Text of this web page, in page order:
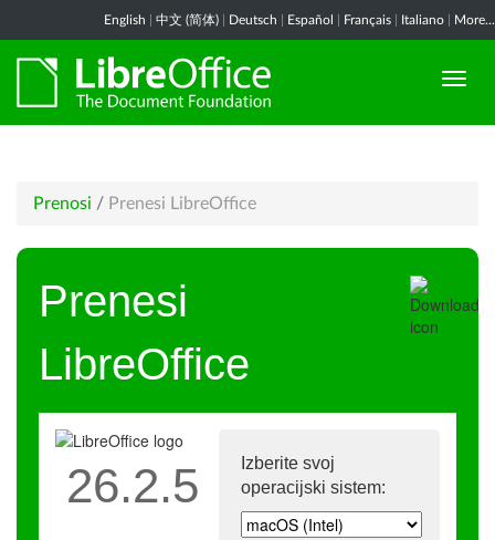
English 中文 (简体) Deutsch Español Français Italiano More...
Prenosi / Prenesi LibreOffice
Prenesi
LibreOffice
Izberite svoj
operacijski sistem:
26.2.5